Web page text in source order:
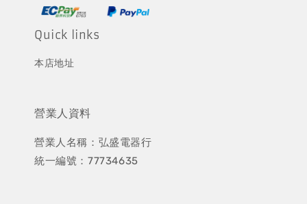
Quick links
本店地址
營業人資料
營業人名稱：弘盛電器行
統一編號：77734635